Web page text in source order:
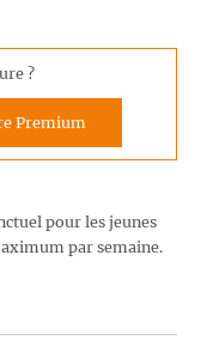
?
Premium
pour les jeunes
par semaine.